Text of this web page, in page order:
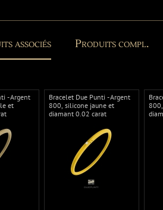
associés Produits compl.
- Argent
et
Bracelet Due Punti - Argent
800, silicone jaune et
diamant 0.02 carat